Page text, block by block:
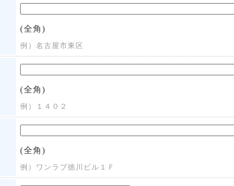
(全角)
例）名古屋市東区
(全角)
例）１４０２
(全角)
例）ワンラブ徳川ビル１Ｆ